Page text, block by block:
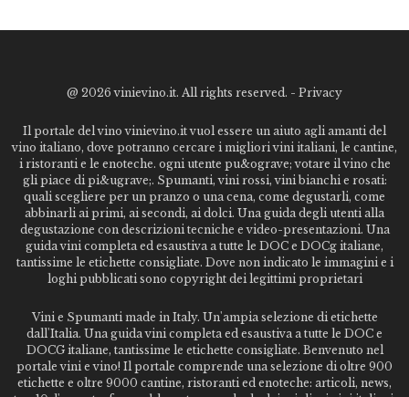
@ 2026 vinievino.it. All rights reserved. - Privacy
Il portale del vino vinievino.it vuol essere un aiuto agli amanti del
vino italiano, dove potranno cercare i migliori vini italiani, le cantine,
i ristoranti e le enoteche. ogni utente pu&ograve; votare il vino che
gli piace di pi&ugrave;. Spumanti, vini rossi, vini bianchi e rosati:
quali scegliere per un pranzo o una cena, come degustarli, come
abbinarli ai primi, ai secondi, ai dolci. Una guida degli utenti alla
degustazione con descrizioni tecniche e video-presentazioni. Una
guida vini completa ed esaustiva a tutte le DOC e DOCg italiane,
tantissime le etichette consigliate. Dove non indicato le immagini e i
loghi pubblicati sono copyright dei legittimi proprietari
Vini e Spumanti made in Italy. Un'ampia selezione di etichette
dall'Italia. Una guida vini completa ed esaustiva a tutte le DOC e
DOCG italiane, tantissime le etichette consigliate. Benvenuto nel
portale vini e vino! Il portale comprende una selezione di oltre 900
etichette e oltre 9000 cantine, ristoranti ed enoteche: articoli, news,